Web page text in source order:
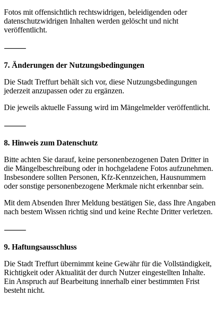
Fotos mit offensichtlich rechtswidrigen, beleidigenden oder
datenschutzwidrigen Inhalten werden gelöscht und nicht
veröffentlicht.
⸻
7. Änderungen der Nutzungsbedingungen
Die Stadt Treffurt behält sich vor, diese Nutzungsbedingungen
jederzeit anzupassen oder zu ergänzen.
Die jeweils aktuelle Fassung wird im Mängelmelder veröffentlicht.
⸻
8. Hinweis zum Datenschutz
Bitte achten Sie darauf, keine personenbezogenen Daten Dritter in
die Mängelbeschreibung oder in hochgeladene Fotos aufzunehmen.
Insbesondere sollten Personen, Kfz-Kennzeichen, Hausnummern
oder sonstige personenbezogene Merkmale nicht erkennbar sein.
Mit dem Absenden Ihrer Meldung bestätigen Sie, dass Ihre Angaben
nach bestem Wissen richtig sind und keine Rechte Dritter verletzen.
⸻
9. Haftungsausschluss
Die Stadt Treffurt übernimmt keine Gewähr für die Vollständigkeit,
Richtigkeit oder Aktualität der durch Nutzer eingestellten Inhalte.
Ein Anspruch auf Bearbeitung innerhalb einer bestimmten Frist
besteht nicht.